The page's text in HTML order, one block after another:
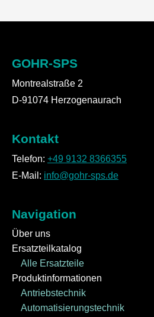
GOHR-SPS
Montrealstraße 2
D-91074 Herzogenaurach
Kontakt
Telefon: +49 9132 8366355
E-Mail: info@gohr-sps.de
Navigation
Über uns
Ersatzteilkatalog
Alle Ersatzteile
Produktinformationen
Antriebstechnik
Automatisierungstechnik